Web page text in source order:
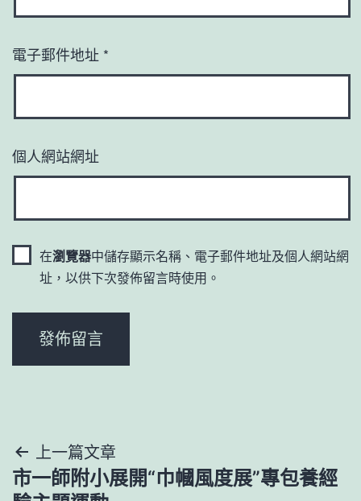
電子郵件地址 *
個人網站網址
在瀏覽器中儲存顯示名稱、電子郵件地址及個人網站網
址，以供下次發佈留言時使用。
文
章
上一篇文章
市一師附小展開“巾幗風度展”專包養經